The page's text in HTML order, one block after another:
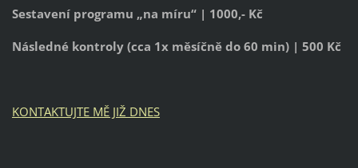
Sestavení programu „na míru“ | 1000,- Kč
Následné kontroly (cca 1x měsíčně do 60 min) | 500 Kč
KONTAKTUJTE MĚ JIŽ DNES